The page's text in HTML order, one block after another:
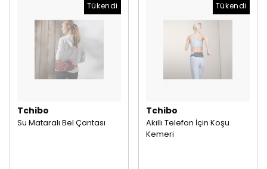
Tükendi
Tchibo
Su Mataralı Bel Çantası
Tükendi
Tchibo
Akıllı Telefon İçin Koşu
Kemeri